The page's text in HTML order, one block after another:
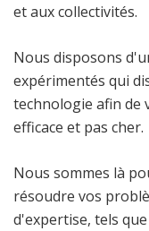
et aux collectivités.
Nous disposons
expérimentés qui
technologie afin de
efficace et pas cher.
Nous sommes là
résoudre vos
d'expertise, tels que